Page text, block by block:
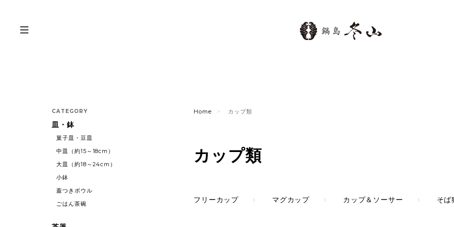
Home カップ類
カップ類
フリーカップ マグカップ カップ＆ソーサー そば
CATEGORY
皿・鉢
菓子皿・豆皿
中皿（約15～18cm）
大皿（約18～24cm）
小鉢
蓋つきボウル
ごはん茶碗